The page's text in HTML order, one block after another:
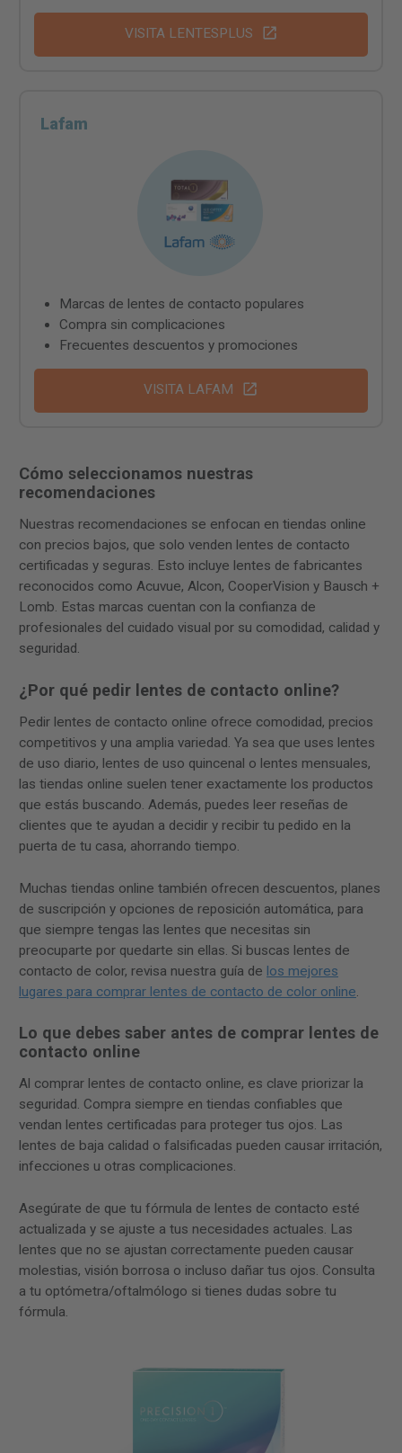
VISITA LENTESPLUS
Lafam
Marcas de lentes de contacto populares
Compra sin complicaciones
Frecuentes descuentos y promociones
VISITA LAFAM
Cómo seleccionamos nuestras
recomendaciones
Nuestras recomendaciones se enfocan en tiendas online
con precios bajos, que solo venden lentes de contacto
certificadas y seguras. Esto incluye lentes de fabricantes
reconocidos como Acuvue, Alcon, CooperVision y Bausch +
Lomb. Estas marcas cuentan con la confianza de
profesionales del cuidado visual por su comodidad, calidad y
seguridad.
¿Por qué pedir lentes de contacto online?
Pedir lentes de contacto online ofrece comodidad, precios
competitivos y una amplia variedad. Ya sea que uses lentes
de uso diario, lentes de uso quincenal o lentes mensuales,
las tiendas online suelen tener exactamente los productos
que estás buscando. Además, puedes leer reseñas de
clientes que te ayudan a decidir y recibir tu pedido en la
puerta de tu casa, ahorrando tiempo.
Muchas tiendas online también ofrecen descuentos, planes
de suscripción y opciones de reposición automática, para
que siempre tengas las lentes que necesitas sin
preocuparte por quedarte sin ellas. Si buscas lentes de
contacto de color, revisa nuestra guía de los mejores
lugares para comprar lentes de contacto de color online
Lo que debes saber antes de comprar lentes de
contacto online
Al comprar lentes de contacto online, es clave priorizar la
seguridad. Compra siempre en tiendas confiables que
vendan lentes certificadas para proteger tus ojos. Las
lentes de baja calidad o falsificadas pueden causar irritación,
infecciones u otras complicaciones.
Asegúrate de que tu fórmula de lentes de contacto esté
actualizada y se ajuste a tus necesidades actuales. Las
lentes que no se ajustan correctamente pueden causar
molestias, visión borrosa o incluso dañar tus ojos. Consulta
a tu optómetra/oftalmólogo si tienes dudas sobre tu
fórmula.